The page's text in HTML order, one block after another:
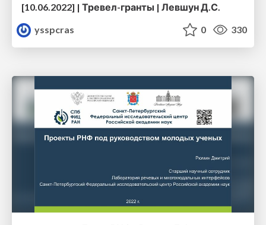
[10.06.2022] | Тревел-гранты | Левшун Д.С.
ysspcras
0 330